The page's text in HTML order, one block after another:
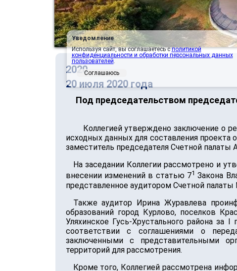
2020
20 июля 2020 года
Под председательством
Коллегией утверждено заключение о
исходных данных для составления проекта
заместитель председателя Счетной палаты
На заседании Коллегии рассмотрено и
внесении изменений в статью 71 Закона
представленное аудитором Счетной
Также аудитор Ирина Журавлева
образований город Курлово, поселков
Уляхинское Гусь-Хрустального района
соответствии с соглашениями о
заключенными с представительными
территорий для рассмотрения.
Кроме того, Коллегией рассмотрена
Уведомление
Используя сайт, вы соглашаетесь сполитикой
конфиденциальности и обработки персональных данных
пользователей.
Соглашаюсь